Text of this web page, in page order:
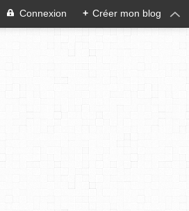
Connexion + Créer mon blog